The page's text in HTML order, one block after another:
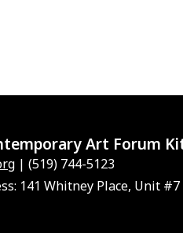
Art Forum
| (519) 744-5123
141 Whitney Place, Unit